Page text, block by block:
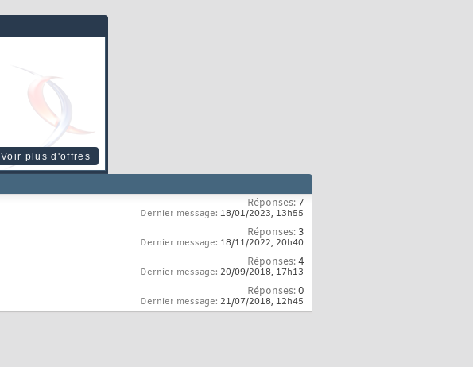
Voir plus d'offres
Réponses: 7
Dernier message: 18/01/2023, 13h55
Réponses: 3
Dernier message: 18/11/2022, 20h40
Réponses:4
Dernier message: 20/09/2018, 17h13
Réponses:0
Dernier message: 21/07/2018, 12h45